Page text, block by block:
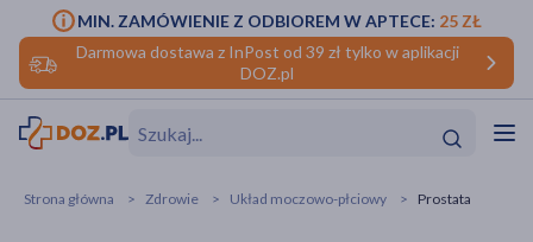
Darmowa dostawa z InPost od 39 zł tylko w aplikacji
DOZ.pl
MIN. ZAMÓWIENIE Z ODBIOREM W APTECE: 25 ZŁ
Strona główna Zdrowie Układ moczowo-płciowy Prostata